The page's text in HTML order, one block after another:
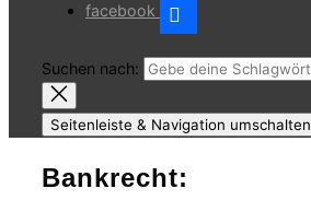
facebook
Suchen nach:
Seitenleiste & Navigation umschalten
Bankrecht: